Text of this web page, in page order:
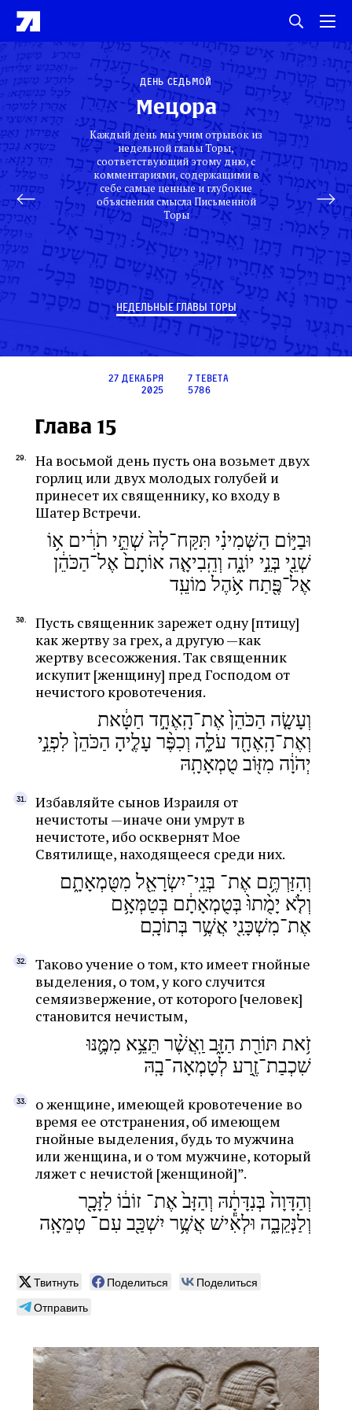
День седьмой
Мецора
Каждый день мы учим отрывок из
недельной главы Торы,
соответствующий этому дню, с
комментариями, содержащими в
себе самые ценные и глубокие
объяснения смысла Письменной
Торы
НЕДЕЛЬНЫЕ ГЛАВЫ ТОРЫ
27 декабря
2025
7 тевета
5786
Глава 15
На восьмой день пусть она возьмет двух
горлиц или двух молодых голубей и
принесет их священнику, ко входу в
Шатер Встречи.
וּבַיּ֣וֹם הַשְּׁמִינִ֗י תִּקַּח־לָהּ֙ שְׁתֵּ֣י תֹרִ֔ים א֥וֹ
שְׁנֵ֖י בְּנֵ֣י יוֹנָ֑ה וְהֵֽבִיאָ֤ה אוֹתָם֙ אֶל־הַכֹּהֵ֔ן
אֶל־פֶּ֖תַח אֹ֥הֶל מוֹעֵֽד
Пусть священник зарежет одну [птицу]
как жертву за грех, а другую —как
жертву всесожжения. Так священник
искупит [женщину] пред Господом от
нечистого кровотечения.
וְעָשָׂ֤ה הַכֹּהֵן֙ אֶת־הָֽאֶחָ֣ד חַטָּ֔את
וְאֶת־הָֽאֶחָ֖ד עֹלָ֑ה וְכִפֶּ֨ר עָלֶ֤יהָ הַכֹּהֵן֙ לִפְנֵ֣י
יְהֹוָ֔ה מִזּ֖וֹב טֻמְאָתָֽהּ
Избавляйте сынов Израиля от
нечистоты —иначе они умрут в
нечистоте, ибо осквернят Мое
Святилище, находящееся среди них.
וְהִזַּרְתֶּ֥ם אֶת־ בְּנֵֽי־יִשְׂרָאֵ֖ל מִטֻּמְאָתָ֑ם
וְלֹ֤א יָמֻ֨תוּ֙ בְּטֻמְאָתָ֔ם בְּטַמְּאָ֥ם
אֶת־מִשְׁכָּנִ֖י אֲשֶׁ֥ר בְּתוֹכָֽם
Таково учение о том, кто имеет гнойные
выделения, о том, у кого случится
семяизвержение, от которого [человек]
становится нечистым,
זֹ֥את תּוֹרַ֖ת הַזָּ֑ב וַֽאֲשֶׁ֨ר תֵּצֵ֥א מִמֶּ֛נּוּ
שִׁכְבַת־זֶ֖רַע לְטָמְאָה־בָֽהּ
о женщине, имеющей кровотечение во
время ее отстранения, об имеющем
гнойные выделения, будь то мужчина
или женщина, и о том мужчине, который
ляжет с нечистой [женщиной]”.
וְהַדָּוָה֙ בְּנִדָּתָ֔הּ וְהַזָּב֙ אֶת־ זוֹב֔וֹ לַזָּכָ֖ר
וְלַנְּקֵבָ֑ה וּלְאִ֕ישׁ אֲשֶׁ֥ר יִשְׁכַּ֖ב עִם־ טְמֵאָֽה
Твитнуть Поделиться
Поделиться
Отправить